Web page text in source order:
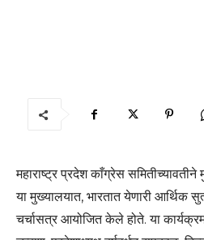
महाराष्ट्र प्रदेश काँग्रेस
या मुख्यालयात, भारतात येणारी आर्थिक
चर्चासत्र आयोजित केले होते. या